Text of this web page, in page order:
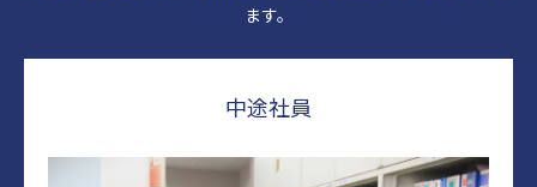
ます。
中途社員